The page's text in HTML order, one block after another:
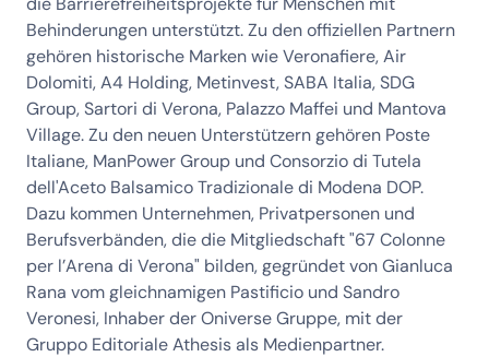
Behinderungen unterstützt. Zu den offiziellen Partnern
gehören historische Marken wie Veronafiere, Air
Dolomiti, A4 Holding, Metinvest, SABA Italia, SDG
Group, Sartori di Verona, Palazzo Maffei und Mantova
Village. Zu den neuen Unterstützern gehören Poste
Italiane, ManPower Group und Consorzio di Tutela
dell'Aceto Balsamico Tradizionale di Modena DOP.
Dazu kommen Unternehmen, Privatpersonen und
Berufsverbänden, die die Mitgliedschaft "67 Colonne
per l’Arena di Verona" bilden, gegründet von Gianluca
Rana vom gleichnamigen Pastificio und Sandro
Veronesi, Inhaber der Oniverse Gruppe, mit der
Gruppo Editoriale Athesis als Medienpartner.